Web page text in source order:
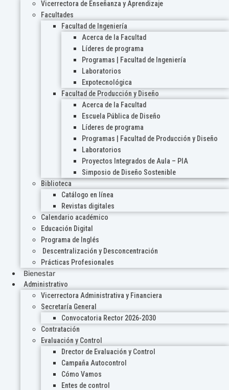
Vicerrectora de Enseñanza y Aprendizaje
Facultades
Facultad de Ingeniería
Acerca de la Facultad
Líderes de programa
Programas | Facultad de Ingeniería
Laboratorios
Expotecnológica
Facultad de Producción y Diseño
Acerca de la Facultad
Escuela Pública de Diseño
Líderes de programa
Programas | Facultad de Producción y Diseño
Laboratorios
Proyectos Integrados de Aula – PIA
Simposio de Diseño Sostenible
Biblioteca
Catálogo en línea
Revistas digitales
Calendario académico
Educación Digital
Programa de Inglés
Descentralización y Desconcentración
Prácticas Profesionales
Bienestar
Administrativo
Vicerrectora Administrativa y Financiera
Secretaría General
Convocatoria Rector 2026-2030
Contratación
Evaluación y Control
Drector de Evaluación y Control
Campaña Autocontrol
Cómo Vamos
Entes de control